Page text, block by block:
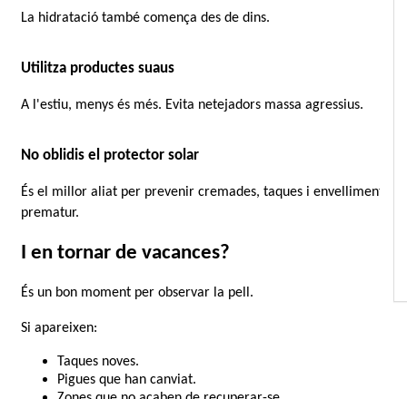
La hidratació també comença des de dins.
Utilitza productes suaus
A l'estiu, menys és més. Evita netejadors massa agressius.
No oblidis el protector solar
És el millor aliat per prevenir cremades, taques i envelliment
prematur.
I en tornar de vacances?
És un bon moment per observar la pell.
Si apareixen:
Taques noves.
Pigues que han canviat.